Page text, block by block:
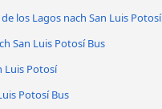
los Lagos nach San Luis Potosí
San Luis Potosí Bus
Luis Potosí
Potosí Bus